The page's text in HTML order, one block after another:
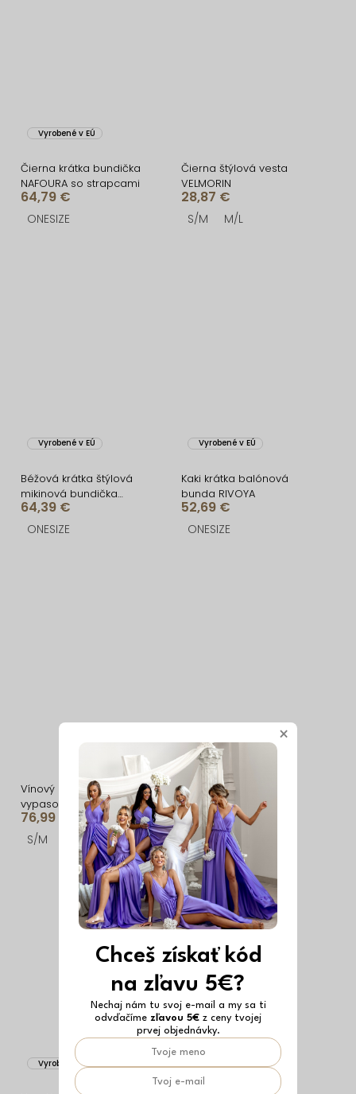
Vyrobené v EÚ
Čierna krátka bundička
NAFOURA so strapcami
64,79 €
ONESIZE
Čierna štýlová vesta
VELMORIN
28,87 €
S/M M/L
Vyrobené v EÚ
Béžová krátka štýlová
mikinová bundička
NOMURIA
64,39 €
ONESIZE
Vyrobené v EÚ
Kaki krátka balónová
bunda RIVOYA
52,69 €
ONESIZE
Vínový elegantný
vypasovaný kabátik
RALORIEN
76,99 €
S/M M/L
Hnedý elegantný
vypasovaný kabátik
RALORIEN
76,99 €
S/M M/L
Vyrobené v EÚ
×
Chceš získať kód
na zľavu 5€?
Nechaj nám tu svoj e-mail a my sa ti
odvďačíme zľavou 5€ z ceny tvojej
prvej objednávky.